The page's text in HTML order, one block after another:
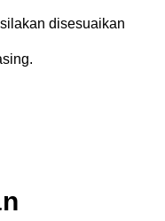
disesuaikan